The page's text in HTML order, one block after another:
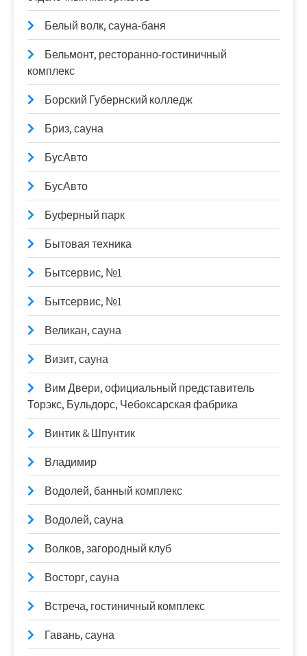
Белый волк, сауна-баня
Бельмонт, ресторанно-гостиничный
комплекс
Борский Губернский колледж
Бриз, сауна
БусАвто
БусАвто
Буферный парк
Бытовая техника
Бытсервис, №1
Бытсервис, №1
Великан, сауна
Визит, сауна
Вим Двери, официальный представитель
Торэкс, Бульдорс, Чебоксарская фабрика
Винтик & Шпунтик
Владимир
Водолей, банный комплекс
Водолей, сауна
Волков, загородный клуб
Восторг, сауна
Встреча, гостиничный комплекс
Гавань, сауна